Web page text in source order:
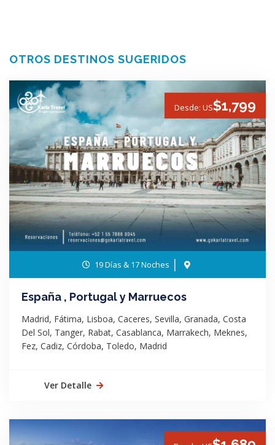
OTROS DESTINOS SUGERIDOS
Desde: US$1,799
19 Días & 17 Noches
España , Portugal y Marruecos
Madrid, Fátima, Lisboa, Caceres, Sevilla, Granada, Costa
Del Sol, Tanger, Rabat, Casablanca, Marrakech, Meknes,
Fez, Cadiz, Córdoba, Toledo, Madrid
Ver Detalle